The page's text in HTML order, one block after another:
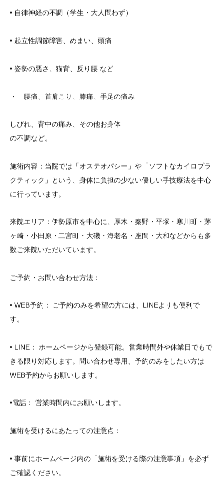
• 自律神経の不調（学生・大人問わず）
• 起立性調節障害、めまい、頭痛
• 姿勢の悪さ、猫背、反り腰 など
・ 腰痛、首肩こり、膝痛、手足の痛み
しびれ、背中の痛み、その他お身体
の不調など。
施術内容：当院では「オステオパシー」や「ソフトなカイロプラ
クティック」という、身体に負担の少ない優しい手技療法を中心
に行っています。
来院エリア：伊勢原市を中心に、厚木・秦野・平塚・寒川町・茅
ヶ崎・小田原・二宮町・大磯・海老名・座間・大和などからも多
数ご来院いただいています。
ご予約・お問い合わせ方法：
• WEB予約： ご予約のみを希望の方には、LINEよりも便利で
す。
• LINE： ホームページから登録可能。営業時間外や休業日でもで
きる限り対応します。問い合わせ専用、予約のみをしたい方は
WEB予約からお願いします。
•電話： 営業時間内にお願いします。
施術を受けるにあたっての注意点：
• 事前にホームページ内の「施術を受ける際の注意事項」を必ず
ご確認ください。